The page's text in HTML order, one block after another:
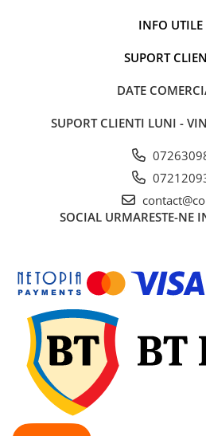
Echipamente marcaje rutiere
Accesorii sisteme pompare
Placi compactoare unidirectionale
Placi compactoare reversibile
Betoniere si Malaxoare
Betoniere
Malaxoare
Accesorii betoniere
Depozitare, transport si protectie
Scari de lucru si schele
Echipamente de ridicat
Echipamente pentru transport
INFO UTILE
SUPORT
DATE
SUPORT CLIENTI LUNI -
SOCIAL URMARESTE-NE